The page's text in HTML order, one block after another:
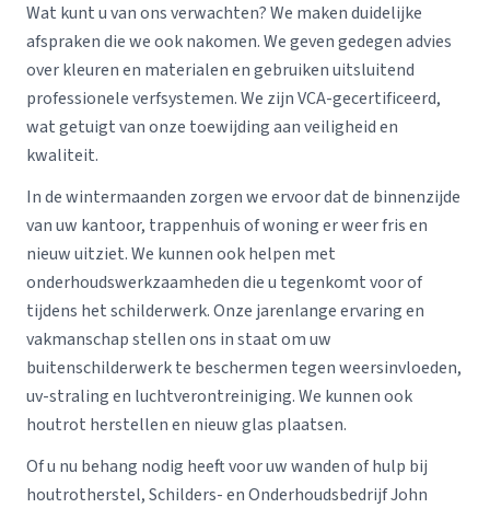
Wat kunt u van ons verwachten? We maken duidelijke
afspraken die we ook nakomen. We geven gedegen advies
over kleuren en materialen en gebruiken uitsluitend
professionele verfsystemen. We zijn VCA-gecertificeerd,
wat getuigt van onze toewijding aan veiligheid en
kwaliteit.
In de wintermaanden zorgen we ervoor dat de binnenzijde
van uw kantoor, trappenhuis of woning er weer fris en
nieuw uitziet. We kunnen ook helpen met
onderhoudswerkzaamheden die u tegenkomt voor of
tijdens het schilderwerk. Onze jarenlange ervaring en
vakmanschap stellen ons in staat om uw
buitenschilderwerk te beschermen tegen weersinvloeden,
uv-straling en luchtverontreiniging. We kunnen ook
houtrot herstellen en nieuw glas plaatsen.
Of u nu behang nodig heeft voor uw wanden of hulp bij
houtrotherstel, Schilders- en Onderhoudsbedrijf John